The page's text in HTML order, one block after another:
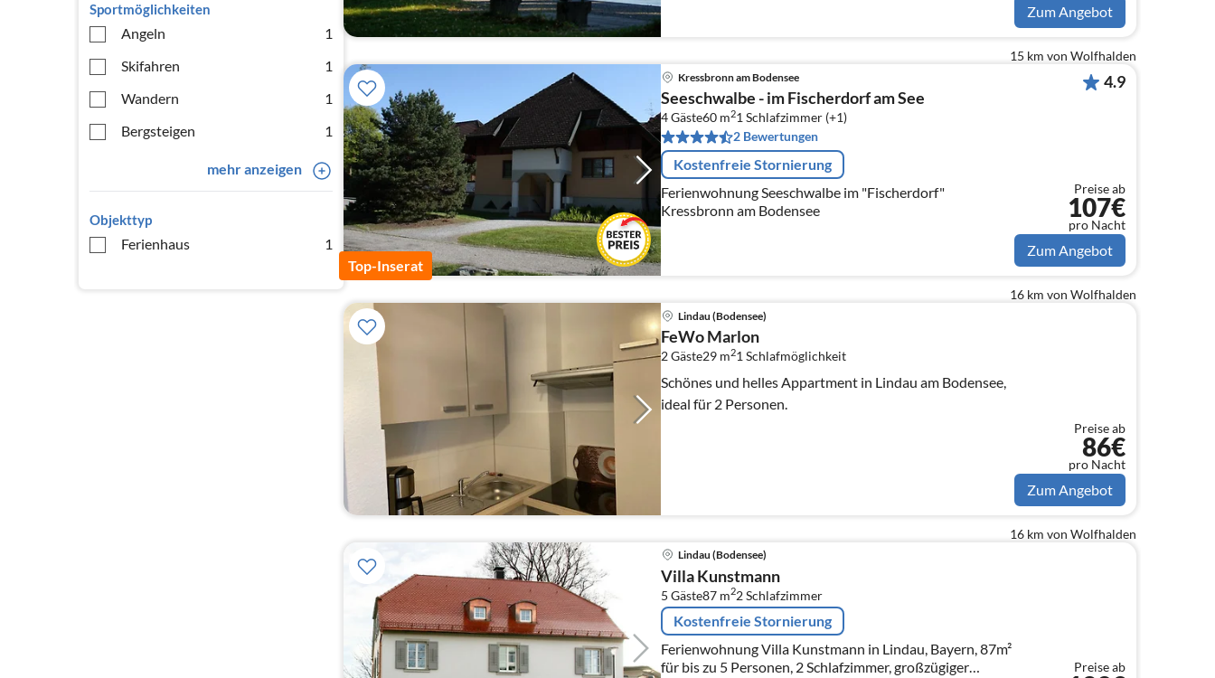
Sportmöglichkeiten
Angeln
1
Skifahren
1
Wandern
1
Bergsteigen
1
mehr anzeigen
Objekttyp
Ferienhaus 1
Zum Angebot
Top-Inserat
15 km von Wolfhalden
Kressbronn am Bodensee
Seeschwalbe - im Fischerdorf am See
4 Gäste60 m21 Schlafzimmer (+1)
2 Bewertungen
Kostenfreie Stornierung
Ferienwohnung Seeschwalbe im "Fischerdorf"
Kressbronn am Bodensee
4.9
Preise ab
107€
pro Nacht
Zum Angebot
16 km von Wolfhalden
Lindau (Bodensee)
FeWo Marlon
2 Gäste29 m21Schlafmöglichkeit
Schönes und helles Appartment in Lindau am Bodensee,
ideal für 2 Personen.
Preise ab
86€
pro Nacht
Zum Angebot
16 km von Wolfhalden
Lindau (Bodensee)
Villa Kunstmann
5 Gäste87 m22Schlafzimmer
Kostenfreie Stornierung
Ferienwohnung Villa Kunstmann in Lindau, Bayern, 87m²
für bis zu 5 Personen, 2 Schlafzimmer, großzügiger
Preise ab